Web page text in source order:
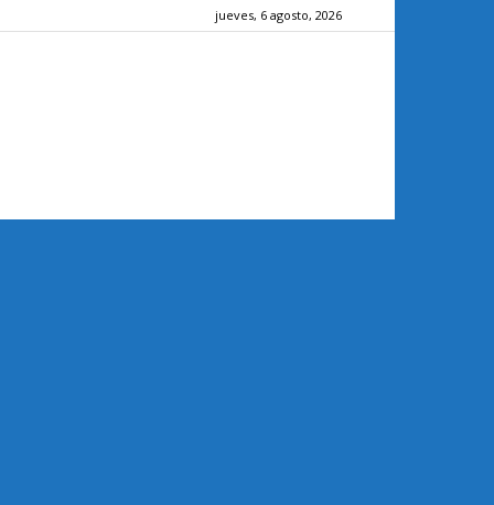
jueves, 6 agosto, 2026